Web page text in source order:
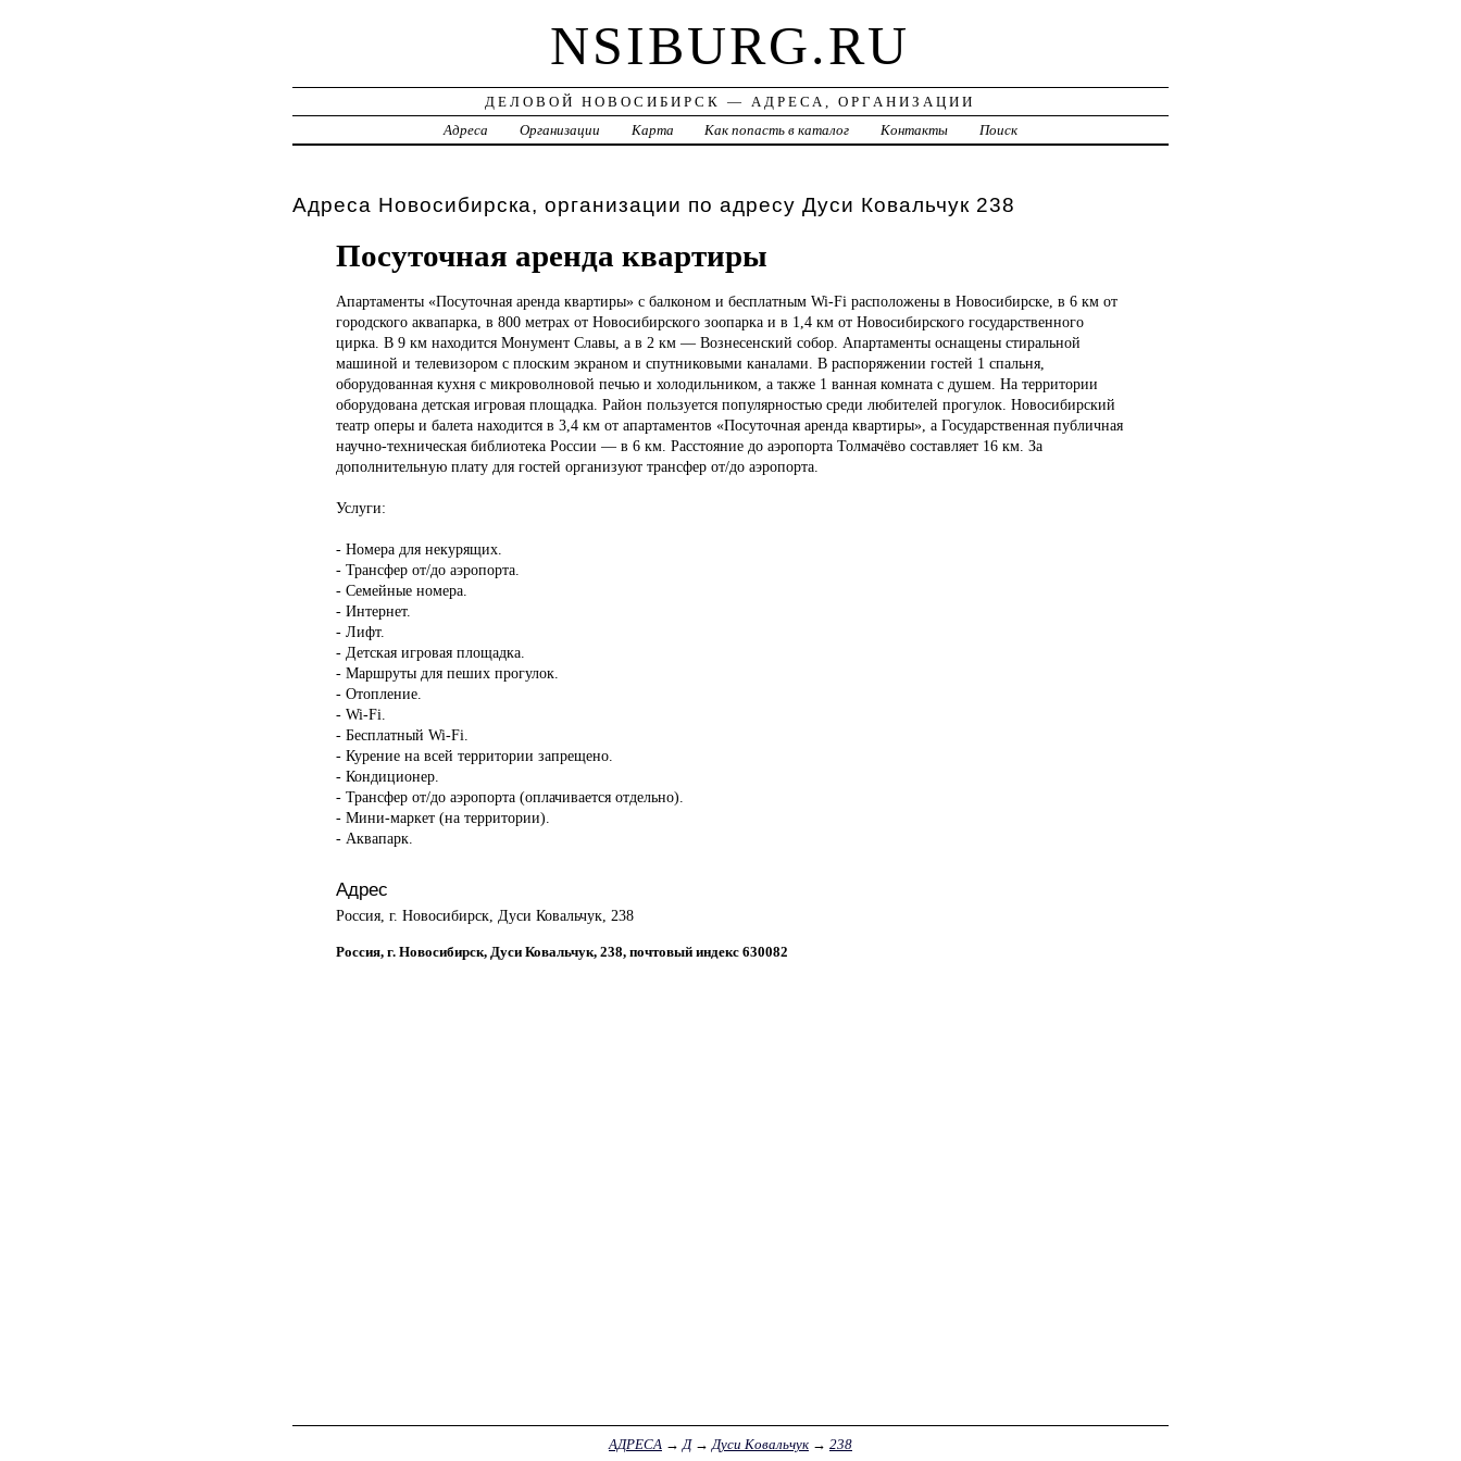
NSIBURG.RU
ДЕЛОВОЙ НОВОСИБИРСК — АДРЕСА, ОРГАНИЗАЦИИ
Адреса
Организации Карта Как попасть в каталог Контакты Поиск
Адреса Новосибирска, организации по адресу Дуси Ковальчук 238
Посуточная аренда квартиры
Апартаменты «Посуточная аренда квартиры» с балконом и бесплатным Wi-Fi расположены в Новосибирске, в 6 км от
городского аквапарка, в 800 метрах от Новосибирского зоопарка и в 1,4 км от Новосибирского государственного
цирка. В 9 км находится Монумент Славы, а в 2 км — Вознесенский собор. Апартаменты оснащены стиральной
машиной и телевизором с плоским экраном и спутниковыми каналами. В распоряжении гостей 1 спальня,
оборудованная кухня с микроволновой печью и холодильником, а также 1 ванная комната с душем. На территории
оборудована детская игровая площадка. Район пользуется популярностью среди любителей прогулок. Новосибирский
театр оперы и балета находится в 3,4 км от апартаментов «Посуточная аренда квартиры», а Государственная публичная
научно-техническая библиотека России — в 6 км. Расстояние до аэропорта Толмачёво составляет 16 км. За
дополнительную плату для гостей организуют трансфер от/до аэропорта.
Услуги:
- Номера для некурящих.
- Трансфер от/до аэропорта.
- Семейные номера.
- Интернет.
- Лифт.
- Детская игровая площадка.
- Маршруты для пеших прогулок.
- Отопление.
- Wi-Fi.
- Бесплатный Wi-Fi.
- Курение на всей территории запрещено.
- Кондиционер.
- Трансфер от/до аэропорта (оплачивается отдельно).
- Мини-маркет (на территории).
- Аквапарк.
Адрес
Россия, г. Новосибирск, Дуси Ковальчук, 238
Россия, г. Новосибирск, Дуси Ковальчук, 238, почтовый индекс 630082
АДРЕСА → Д→ Дуси Ковальчук→ 238